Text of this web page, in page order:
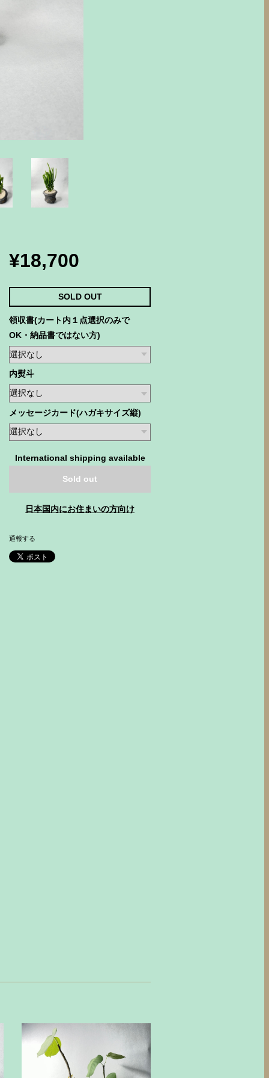
¥18,700
SOLD OUT
領収書(カート内１点選択のみで
OK・納品書ではない方)
内熨斗
メッセージカード(ハガキサイズ縦)
International shipping available
Sold out
日本国内にお住まいの方向け
通報する